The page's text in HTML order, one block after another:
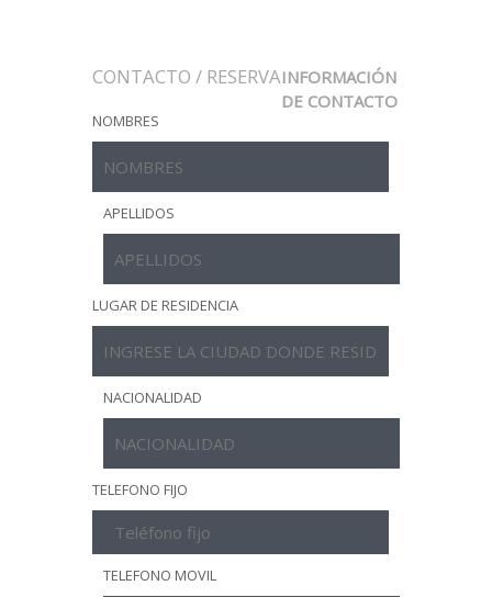
CONTACTO / RESERVAINFORMACIÓN
DE CONTACTO
NOMBRES
APELLIDOS
LUGAR DE RESIDENCIA
NACIONALIDAD
TELEFONO FIJO
TELEFONO MOVIL